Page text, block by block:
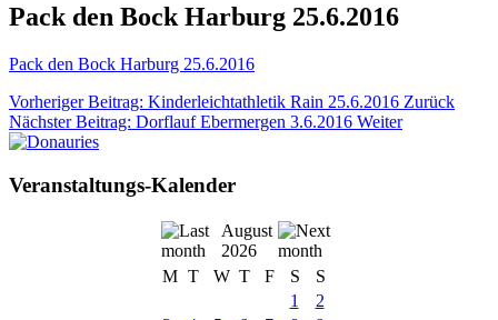
Pack den Bock Harburg 25.6.2016
Pack den Bock Harburg 25.6.2016
Vorheriger Beitrag: Kinderleichtathletik Rain 25.6.2016 Zurück
Nächster Beitrag: Dorflauf Ebermergen 3.6.2016 Weiter
Veranstaltungs-Kalender
August
2026
M T W T F S
S
1
2